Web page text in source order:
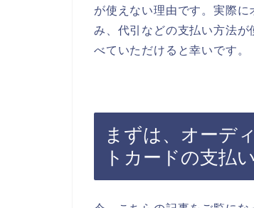
が使えない理由です。実際
み、代引などの支払い方法
べていただけると幸いです。
まずは、オーデ
トカードの支払